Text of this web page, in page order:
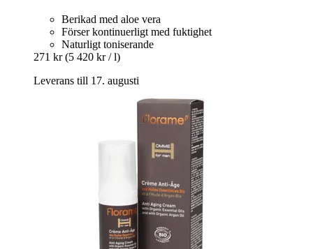
Berikad med aloe vera
Förser kontinuerligt med fuktighet
Naturligt toniserande
271 kr (5 420 kr / l)
Leverans till 17. augusti